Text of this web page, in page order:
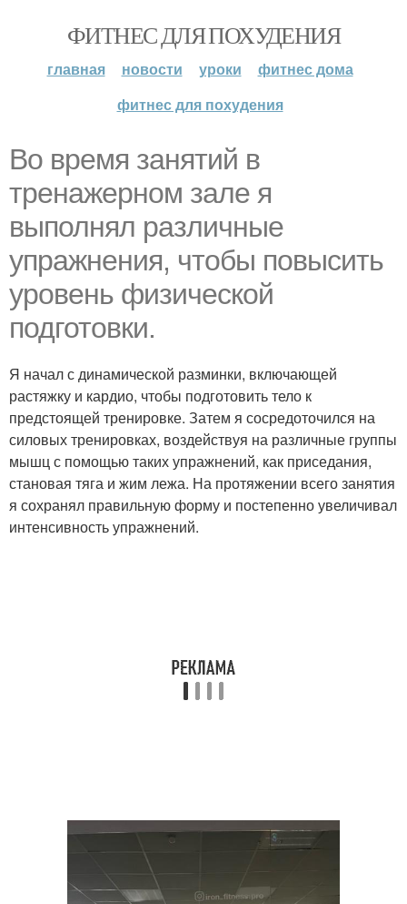
ФИТНЕС ДЛЯ ПОХУДЕНИЯ
главная новости уроки
фитнес дома
фитнес для похудения
Во время занятий в
тренажерном зале я
выполнял различные
упражнения, чтобы повысить
уровень физической
подготовки.
Я начал с динамической разминки, включающей
растяжку и кардио, чтобы подготовить тело к
предстоящей тренировке. Затем я сосредоточился на
силовых тренировках, воздействуя на различные группы
мышц с помощью таких упражнений, как приседания,
становая тяга и жим лежа. На протяжении всего занятия
я сохранял правильную форму и постепенно увеличивал
интенсивность упражнений.